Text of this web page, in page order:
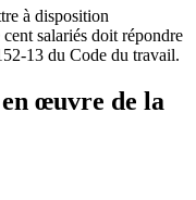
à disposition
salariés doit répondre
13 du Code du travail.
œuvre de la